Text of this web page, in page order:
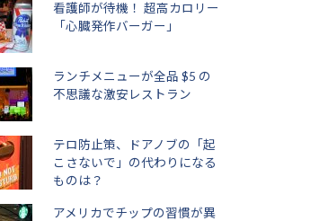
看護師が待機！ 超高カロリー
「心臓発作バーガー」
ランチメニューが全品 $5 の
不思議な激安レストラン
テロ防止策、ドアノブの「起
こさないで」の代わりになる
ものは？
アメリカでチップの習慣が異